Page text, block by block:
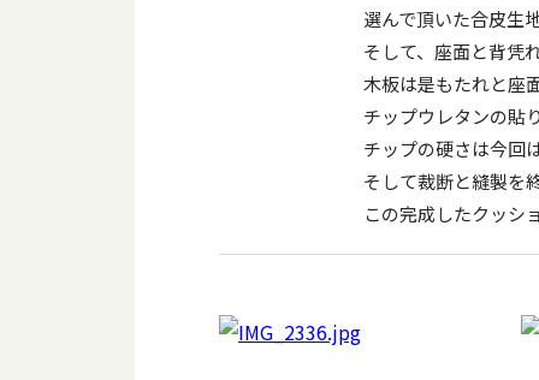
選んで頂いた合皮生
そして、座面と背凭
木板は是もたれと座
チップウレタンの貼
チップの硬さは今回
そして裁断と縫製を
この完成したクッシ